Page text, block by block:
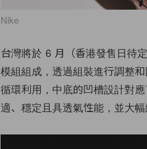
Nike
台灣將於 6 月（香港發售日待
模組組成，透過組裝進行調整
循環利用，中底的凹槽設計對
適、穩定且具透氣性能，並大